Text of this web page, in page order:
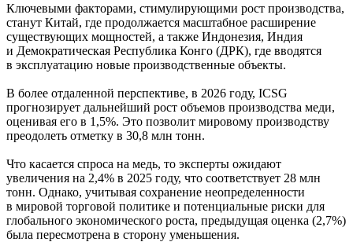
Ключевыми факторами, стимулирующими рост производства,
станут Китай, где продолжается масштабное расширение
существующих мощностей, а также Индонезия, Индия
и Демократическая Республика Конго (ДРК), где вводятся
в эксплуатацию новые производственные объекты.
В более отдаленной перспективе, в 2026 году, ICSG
прогнозирует дальнейший рост объемов производства меди,
оценивая его в 1,5%. Это позволит мировому производству
преодолеть отметку в 30,8 млн тонн.
Что касается спроса на медь, то эксперты ожидают
увеличения на 2,4% в 2025 году, что соответствует 28 млн
тонн. Однако, учитывая сохранение неопределенности
в мировой торговой политике и потенциальные риски для
глобального экономического роста, предыдущая оценка (2,7%)
была пересмотрена в сторону уменьшения.